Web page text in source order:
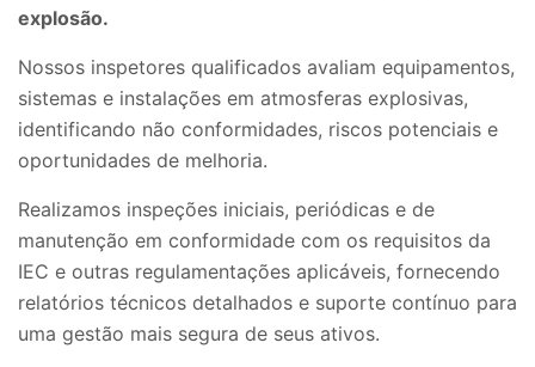
explosão.
Nossos inspetores qualificados avaliam equipamentos,
sistemas e instalações em atmosferas explosivas,
identificando não conformidades, riscos potenciais e
oportunidades de melhoria.
Realizamos inspeções iniciais, periódicas e de
manutenção em conformidade com os requisitos da
IEC e outras regulamentações aplicáveis, fornecendo
relatórios técnicos detalhados e suporte contínuo para
uma gestão mais segura de seus ativos.